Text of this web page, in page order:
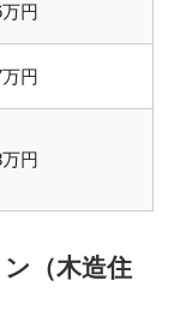
円
円
円
（木造住